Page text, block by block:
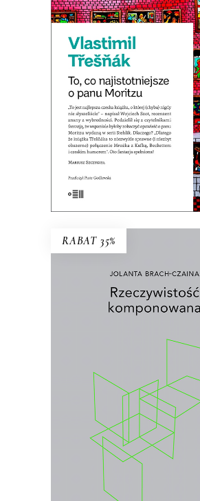
E-BOOK DO
TO, CO
PANU
Premiera 22
39.00zł 19.50
RABAT 35%
RZECZYWISTOŚĆ
Wybór najważniejszych
wywiadów prasowych
Czainy.
40.00zł 26.00
KSIĄŻKA DO